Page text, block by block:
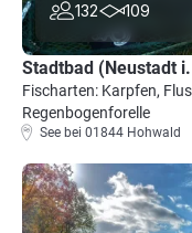
132 109
Stadtbad (Neustadt
Fischarten: Karpfen,
Regenbogenforelle
See bei 01844 Hohwald